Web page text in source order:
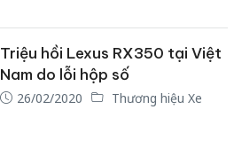
Triệu hồi Lexus RX350 tại Việt
Nam do lỗi hộp số
26/02/2020 Thương hiệu Xe